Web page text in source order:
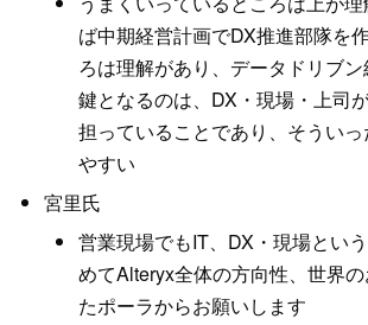
ば中期経営計画でDX推進部隊を
ろは理解があり、データドリブ
鍵となるのは、DX・現場・上司
担っていることであり、そうい
やすい
宮里氏
営業現場でもIT、DX・現場とい
めてAlteryx全体の方向性、世界
たポーラからお願いします